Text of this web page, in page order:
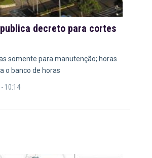
decreto para cortes
somente para manutenção; horas
o banco de horas
10:14